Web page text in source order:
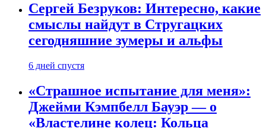
Сергей Безруков: Интересно, какие
смыслы найдут в Стругацких
сегодняшние зумеры и альфы
6 дней спустя
«Страшное испытание для меня»:
Джейми Кэмпбелл Бауэр — о
«Властелине колец: Кольца